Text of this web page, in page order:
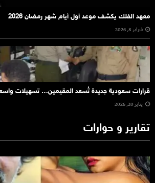
معهد الفلك يكشف موعد أول أيام شهر رمضان 2026
فبراير 8, 2026
قرارات سعودية جديدة تُسعد المقيمين… تسهيلات واسعة
يناير 20, 2026
تقارير و حوارات